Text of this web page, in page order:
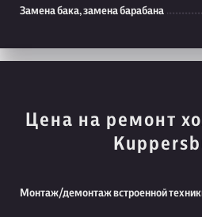
Замена бака, замена барабана
Цена на ремонт
Монтаж/демонтаж встроенной